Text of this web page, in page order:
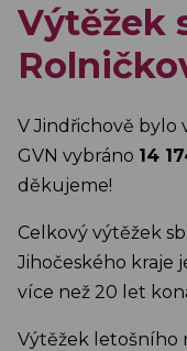
Výtěžek
V Jindřichově bylo
GVN vybráno 14
děkujeme!
Celkový výtěžek
Jihočeského kraje
více než 20 let
Výtěžek letošního